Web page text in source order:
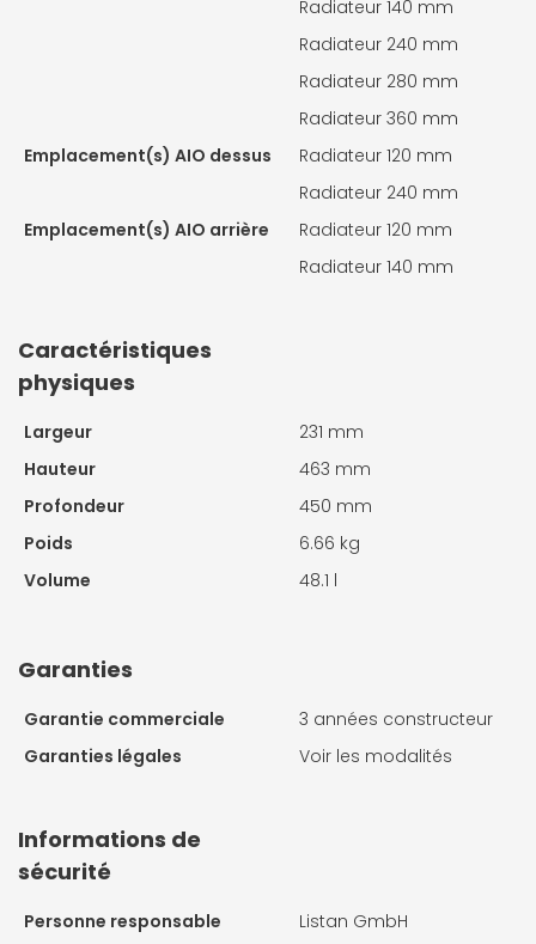
Radiateur 140 mm
Radiateur 240 mm
Radiateur 280 mm
Radiateur 360 mm
Emplacement(s) AIO dessus
Radiateur 120 mm
Radiateur 240 mm
Emplacement(s) AIO arrière
Radiateur 120 mm
Radiateur 140 mm
Caractéristiques
physiques
Largeur
231 mm
Hauteur
463 mm
Profondeur
450 mm
Poids
6.66 kg
Volume
48.1 l
Garanties
Garantie commerciale
3 années constructeur
Garanties légales
Voir les modalités
Informations de
sécurité
Personne responsable
Listan GmbH